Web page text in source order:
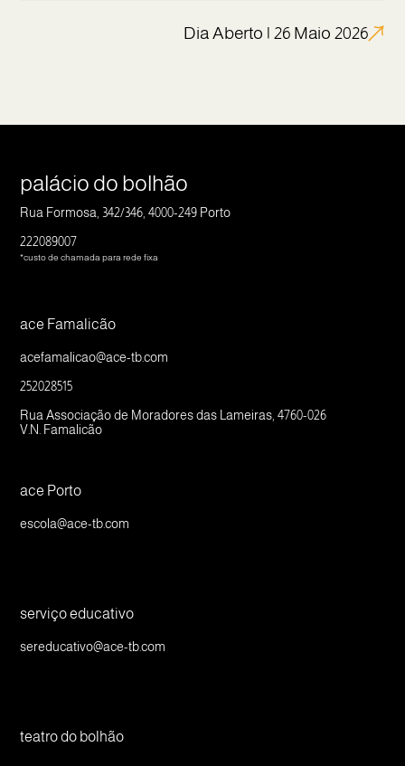
Dia Aberto | 26 Maio 2026
palácio do bolhão
Rua Formosa, 342/346, 4000-249 Porto
222089007
*custo de chamada para rede fixa
ace Famalicão
acefamalicao@ace-tb.com
252028515
Rua Associação de Moradores das Lameiras, 4760-026
V.N. Famalicão
ace Porto
escola@ace-tb.com
serviço educativo
sereducativo@ace-tb.com
teatro do bolhão